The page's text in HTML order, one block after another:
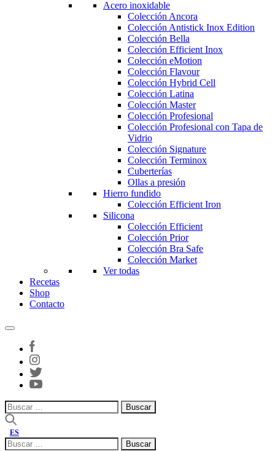
Acero inoxidable
Colección Ancora
Colección Antistick Inox Edition
Colección Bella
Colección Efficient Inox
Colección eMotion
Colección Flavour
Colección Hybrid Cell
Colección Latina
Colección Master
Colección Profesional
Colección Profesional con Tapa de
Vidrio
Colección Signature
Colección Terminox
Cuberterías
Ollas a presión
Hierro fundido
Colección Efficient Iron
Silicona
Colección Efficient
Colección Prior
Colección Bra Safe
Colección Market
Ver todas
Recetas
Shop
Contacto
Buscar:
ES
Buscar: